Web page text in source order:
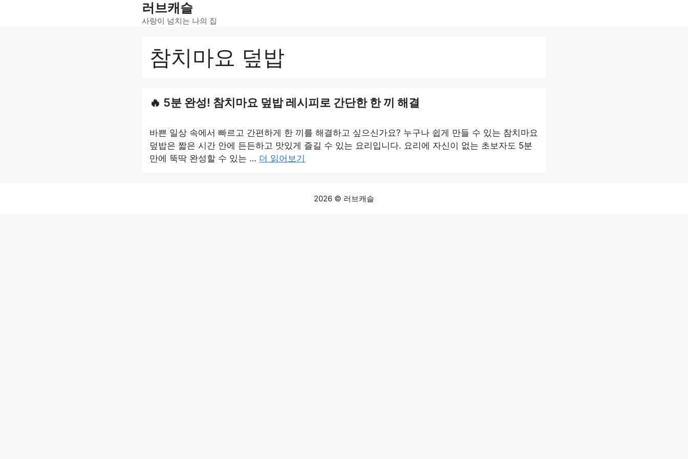
러브캐슬
사랑이 넘치는 나의 집
참치마요 덮밥
5분 완성! 참치마요 덮밥 레시피로 간단한 한 끼 해결
바쁜 일상 속에서 빠르고 간편하게 한 끼를 해결하고 싶으신가요? 누구나 쉽게 만들 수 있는 참치마요
덮밥은 짧은 시간 안에 든든하고 맛있게 즐길 수 있는 요리입니다. 요리에 자신이 없는 초보자도 5분
만에 뚝딱 완성할 수 있는 … 더 읽어보기
2026 © 러브캐슬